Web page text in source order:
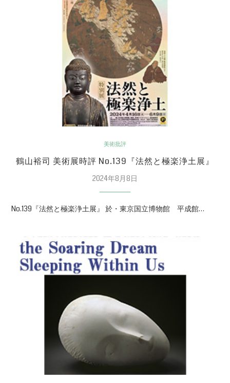
美術批評
鶴山裕司 美術展時評 No.139『法然と極楽浄土展』
2024年8月8日
No.139『法然と極楽浄土展』 於・東京国立博物館 平成館…